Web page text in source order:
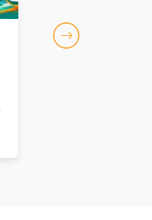
Chính sách thuế & tài